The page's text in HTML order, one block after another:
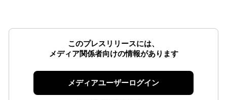
このプレスリリースには、
メディア関係者向けの情報があります
メディアユーザーログイン